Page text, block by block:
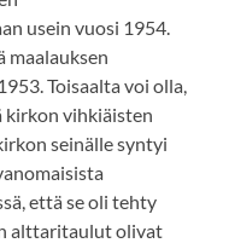
usein vuosi 1954.
maalauksen
Toisaalta voi olla,
kirkon vihkiäisten
seinälle syntyi
että se oli tehty
alttaritaulut olivat